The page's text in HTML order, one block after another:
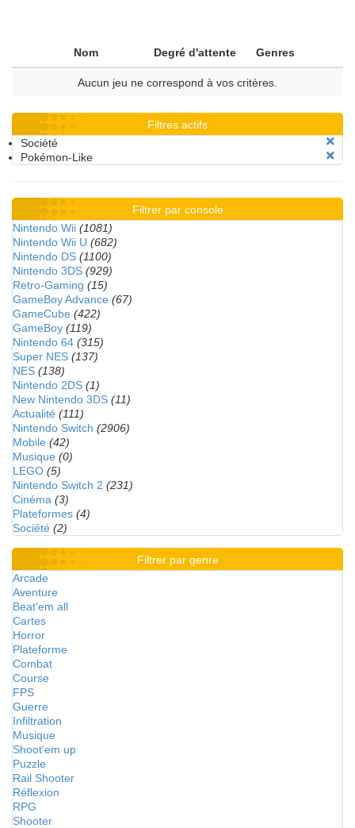
Nom Degré d'attente Genres
Aucun jeu ne correspond à vos critères.
Filtres actifs
Société
Pokémon-Like
Filtrer par console
Nintendo Wii (1081)
Nintendo Wii U (682)
Nintendo DS (1100)
Nintendo 3DS (929)
Retro-Gaming (15)
GameBoy Advance (67)
GameCube (422)
GameBoy (119)
Nintendo 64 (315)
Super NES (137)
NES (138)
Nintendo 2DS (1)
New Nintendo 3DS (11)
Actualité (111)
Nintendo Switch (2906)
Mobile (42)
Musique (0)
LEGO (5)
Nintendo Switch 2 (231)
Cinéma (3)
Plateformes (4)
Société (2)
Filtrer par genre
Arcade
Aventure
Beat'em all
Cartes
Horror
Plateforme
Combat
Course
FPS
Guerre
Infiltration
Musique
Shoot'em up
Puzzle
Rail Shooter
Réflexion
RPG
Shooter